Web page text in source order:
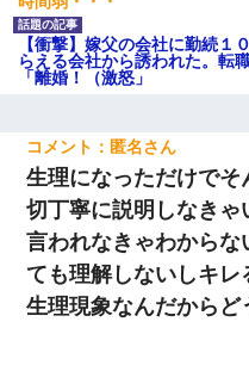
【衝撃】嫁父の会社に勤続
らえる会社から誘われた。転
「離婚！（激怒」
匿名
生理になっただけで
切丁寧に説明しなきゃ
言われなきゃわからな
ても理解しないしキレ
生理現象なんだからど